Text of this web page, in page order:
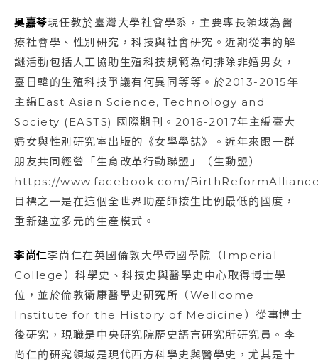
吳嘉苓現任教於臺灣大學社會學系，主要專長領域為醫
療社會學、性別研究，科技與社會研究。近期從事的解
謎活動包括人工協助生殖科技規範為何排除非婚男女，
臺日韓的生殖科技爭議有何異同等等。於2013-2015年
主編East Asian Science, Technology and
Society (EASTS) 國際期刊。2016-2017年主編臺大
婦女與性別研究室出版的《女學學誌》。近年來跟一群
朋友共同經營「生育改革行動聯盟」（生動盟）
https://www.facebook.com/
目標之一是在這個全世界助產師接生比例最低的國度，
重新建立多元的生產模式。
李尚仁李尚仁在英國倫敦大學帝國學院（Imperial
College）科學史、科技史與醫學史中心取得博士學
位，並於倫敦衛康醫學史研究所（Wellcome
Institute for the History of Medicine）從事博士
後研究，現職是中央研究院歷史語言研究所研究員。李
尚仁的研究領域是現代西方科學史與醫學史，尤其是十